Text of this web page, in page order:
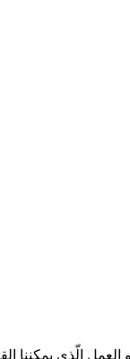
الّذي يمكننا